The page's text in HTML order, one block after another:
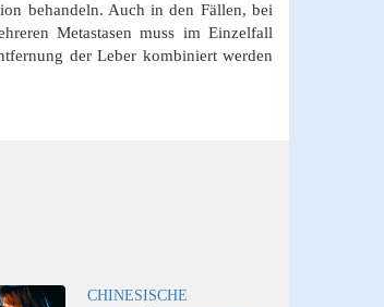
behandeln. Auch in den Fällen, bei
Metastasen muss im Einzelfall
der Leber kombiniert werden
CHINESISCHE